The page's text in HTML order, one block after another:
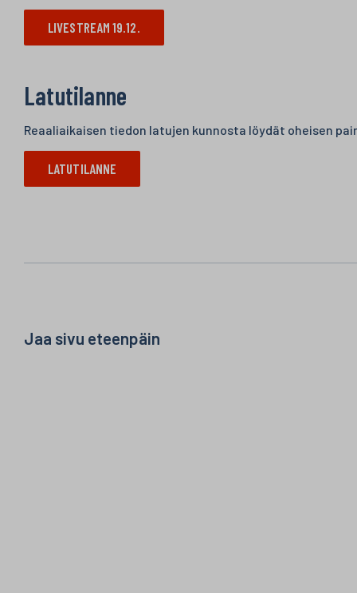
LIVESTREAM 19.12.
Latutilanne
Reaaliaikaisen tiedon latujen kunnosta löydät oheisen
LATUTILANNE
Jaa sivu eteenpäin